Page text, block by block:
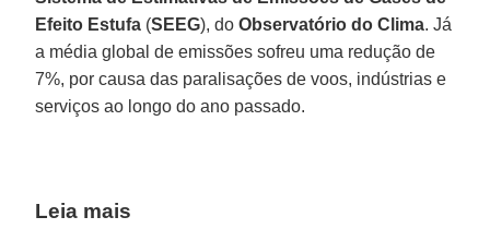
Efeito Estufa (SEEG), doObservatório do Clima. Já
a média global de emissões sofreu uma redução de
7%, por causa das paralisações de voos, indústrias e
serviços ao longo do ano passado.
Leia mais